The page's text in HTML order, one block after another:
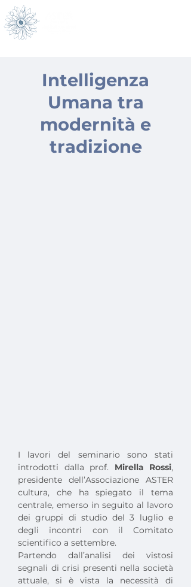
Intelligenza
Umana tra
modernità e
tradizione
I lavori del seminario sono stati
introdotti dalla prof. Mirella Rossi,
presidente dell’Associazione ASTER
cultura, che ha spiegato il tema
centrale, emerso in seguito al lavoro
dei gruppi di studio del 3 luglio e
degli incontri con il Comitato
scientifico a settembre.
Partendo dall’analisi dei vistosi
segnali di crisi presenti nella società
attuale, si è vista la necessità di